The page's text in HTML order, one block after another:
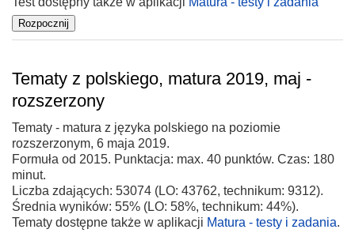
Tematy z polskiego, matura 2019, maj -
rozszerzony
Tematy - matura z języka polskiego na poziomie
rozszerzonym, 6 maja 2019.
Formuła od 2015. Punktacja: max. 40 punktów. Czas: 180
minut.
Liczba zdających: 53074 (LO: 43762, technikum: 9312).
Średnia wyników: 55% (LO: 58%, technikum: 44%).
Tematy dostępne także w aplikacji Matura - testy i zadania.